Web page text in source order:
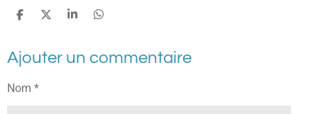
P
t
a
e
P
t
a
P
t
a
P
t
a
Ajouter un commentaire
Nom *